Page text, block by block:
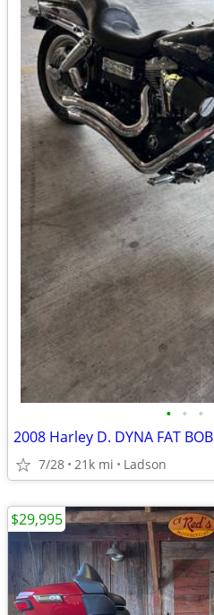
• • •
2008 Harley D. DYNA FAT BOB
7/28 21k mi Ladson
$29,995